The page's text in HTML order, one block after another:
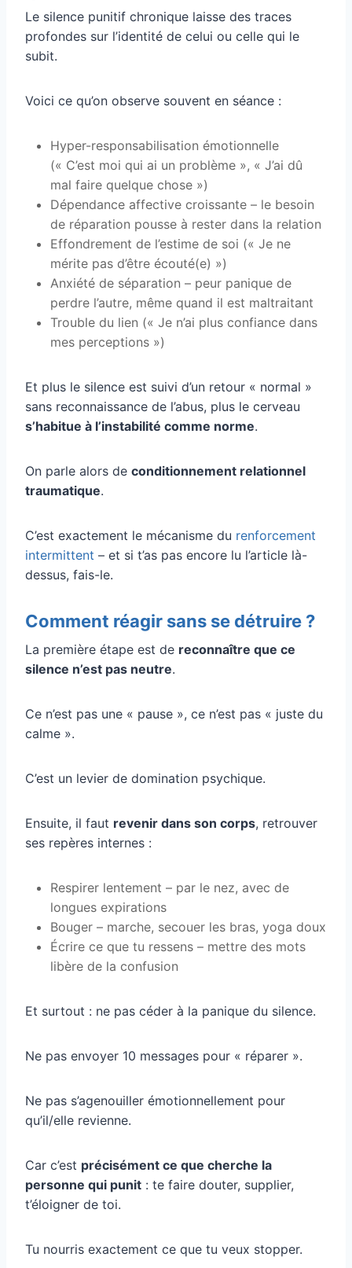
Le silence punitif chronique laisse des traces
profondes sur l’identité de celui ou celle qui le
subit.
Voici ce qu’on observe souvent en séance :
Hyper-responsabilisation émotionnelle
(« C’est moi qui ai un problème », « J’ai dû
mal faire quelque chose »)
Dépendance affective croissante – le besoin
de réparation pousse à rester dans la relation
Effondrement de l’estime de soi (« Je ne
mérite pas d’être écouté(e) »)
Anxiété de séparation – peur panique de
perdre l’autre, même quand il est maltraitant
Trouble du lien (« Je n’ai plus confiance dans
mes perceptions »)
Et plus le silence est suivi d’un retour « normal »
sans reconnaissance de l’abus, plus le cerveau
s’habitue à l’instabilité comme norme.
On parle alors de conditionnement relationnel
traumatique.
C’est exactement le mécanisme du renforcement
intermittent – et si t’as pas encore lu l’article là-
dessus, fais-le.
Comment réagir sans se détruire ?
La première étape est de reconnaître que ce
silence n’est pas neutre.
Ce n’est pas une « pause », ce n’est pas « juste du
calme ».
C’est un levier de domination psychique.
Ensuite, il faut revenir dans son corps, retrouver
ses repères internes :
Respirer lentement – par le nez, avec de
longues expirations
Bouger – marche, secouer les bras, yoga doux
Écrire ce que tu ressens – mettre des mots
libère de la confusion
Et surtout : ne pas céder à la panique du silence.
Ne pas envoyer 10 messages pour « réparer ».
Ne pas s’agenouiller émotionnellement pour
qu’il/elle revienne.
Car c’est précisément ce que cherche la
personne qui punit : te faire douter, supplier,
t’éloigner de toi.
Tu nourris exactement ce que tu veux stopper.